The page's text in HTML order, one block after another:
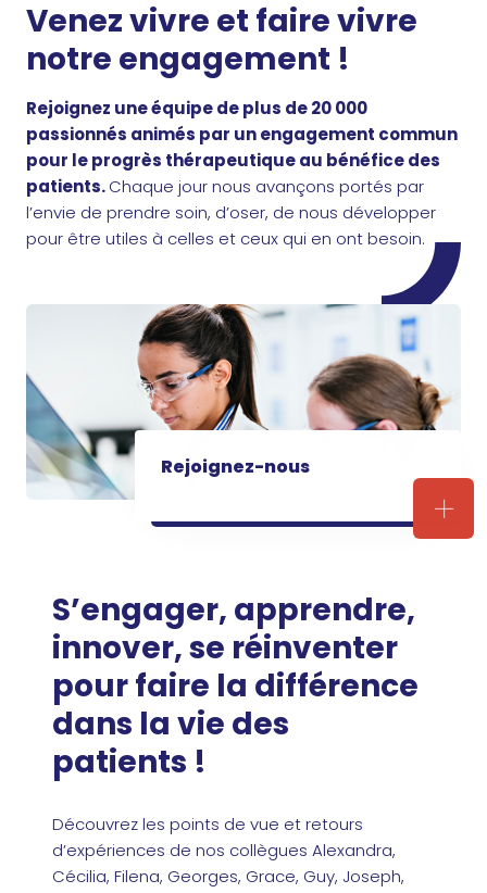
Venez vivre et faire vivre
notre engagement !
Rejoignez une équipe de plus de 20 000
passionnés animés par un engagement commun
pour le progrès thérapeutique au bénéfice des
patients.Chaque jour nous avançons portés par
l’envie de prendre soin, d’oser, de nous développer
pour être utiles à celles et ceux qui en ont besoin.
Rejoignez-nous
S’engager, apprendre,
innover, se réinventer
pour faire la différence
dans la vie des
patients !
Découvrez les points de vue et retours
d’expériences de nos collègues Alexandra,
Cécilia, Filena, Georges, Grace, Guy, Joseph,